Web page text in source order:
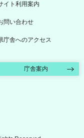
イト利用案内
問い合わせ
庁舎へのアクセス
庁舎案内